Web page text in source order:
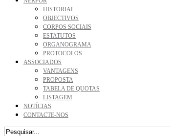
HISTORIAL
OBJECTIVOS
CORPOS SOCIAIS
ESTATUTOS
ORGANOGRAMA
PROTOCOLOS
ASSOCIADOS
VANTAGENS
PROPOSTA
TABELA DE QUOTAS
LISTAGEM
NOTÍCIAS
CONTACTE-NOS